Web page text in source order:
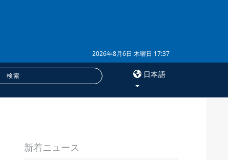
2026年8月6日 木曜日 17:37
日本語
購読
新着ニュース